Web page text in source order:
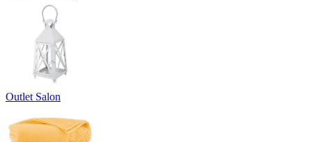
Outlet Salon